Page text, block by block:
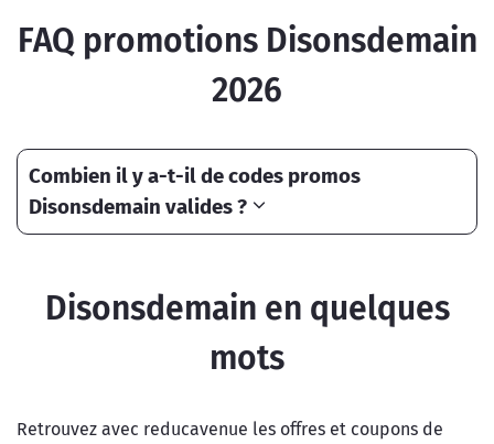
FAQ promotions Disonsdemain
2026
Combien il y a-t-il de codes promos
Disonsdemain valides ?
Disonsdemain en quelques
mots
Retrouvez avec reducavenue les offres et coupons de